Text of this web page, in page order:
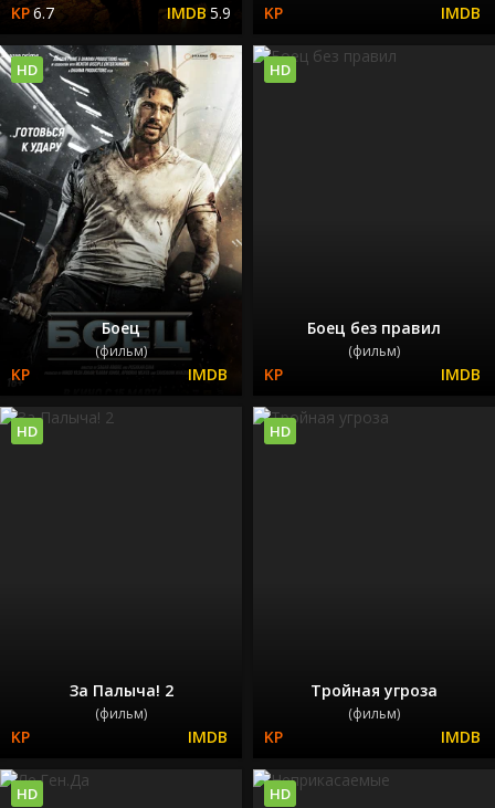
6.7 5.9
Боец
(фильм)
HD
Боец без правил
(фильм)
HD
За Палыча! 2
(фильм)
HD
Тройная угроза
(фильм)
HD
HD HD